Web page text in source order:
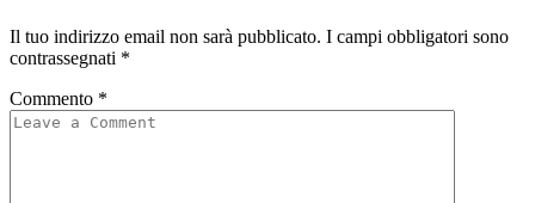
Il tuo indirizzo email non sarà pubblicato. I campi obbligatori sono
contrassegnati *
Commento *